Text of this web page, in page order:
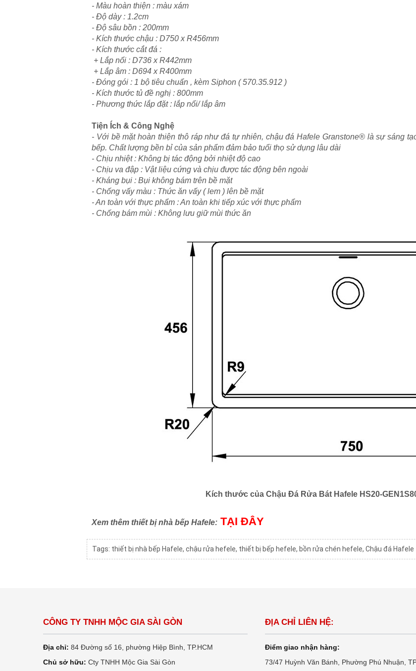
- Màu hoàn thiện : màu xám
- Độ dày : 1.2cm
- Độ sâu bồn : 200mm
- Kích thước chậu : D750 x R456mm
- Kích thước cắt đá :
+ Lắp nổi : D736 x R442mm
+ Lắp âm : D694 x R400mm
- Đóng gói : 1 bộ tiêu chuẩn , kèm Siphon ( 570.35.912 )
- Kích thước tủ đề nghị : 800mm
- Phương thức lắp đặt : lắp nổi/ lắp âm
Tiện Ích & Công Nghệ
- Với bề mặt hoàn thiện thô ráp như đá tự nhiên, chậu đá Hafele Granstone® là sự sáng
bếp. Chất lượng bền bỉ của sản phẩm đảm bảo tuổi thọ sử dụng lâu dài
- Chịu nhiệt : Không bị tác động bởi nhiệt độ cao
- Chịu va đập : Vật liệu cứng và chịu được tác động bên ngoài
- Kháng bụi : Bụi không bám trên bề mặt
- Chống vấy màu : Thức ăn vấy ( lem ) lên bề mặt
- An toàn với thực phẩm : An toàn khi tiếp xúc với thực phẩm
- Chống bám mùi : Không lưu giữ mùi thức ăn
Kích thước của Chậu Đá Rửa Bát Hafele HS20-
Xem thêm thiết bị nhà bếp Hafele: TẠI ĐÂY
Tags: thiết bị nhà bếp Hafele, chậu rửa hefele, thiết bị bếp hefele, bồn rửa chén hefele, Chậu đá Hafele
CÔNG TY TNHH MỘC GIA SÀI GÒN
Địa chỉ: 84 Đường số 16, phường Hiệp Bình, TP.HCM
Chủ sở hữu: Cty TNHH Mộc Gia Sài Gòn
ĐỊA CHỈ LIÊN HỆ:
Điểm giao nhận hàng:
73/47 Huỳnh Văn Bánh, Phường Phú Nhuận,